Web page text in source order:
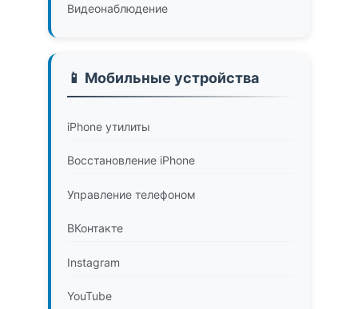
Видеонаблюдение
📱 Мобильные устройства
iPhone утилиты
Восстановление iPhone
Управление телефоном
ВКонтакте
Instagram
YouTube